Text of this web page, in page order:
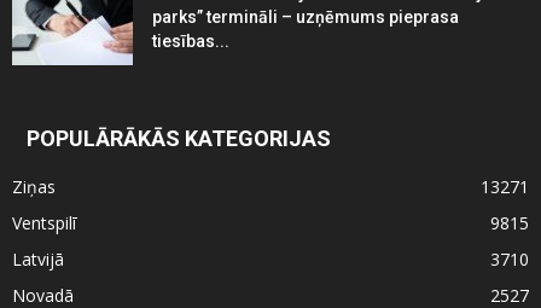
parks” termināli – uzņēmums pieprasa
tiesības...
POPULĀRĀKĀS KATEGORIJAS
Ziņas
13271
Ventspilī
9815
Latvijā
3710
Novadā
2527